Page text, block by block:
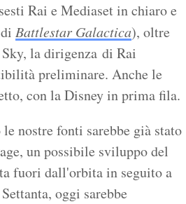
Rai e Mediaset in chiaro e
Battlestar Galactica), oltre
la dirigenza di Rai
preliminare. Anche le
con la Disney in prima fila.
nostre fonti sarebbe già stato
un possibile sviluppo del
fuori dall'orbita in seguito a
oggi sarebbe